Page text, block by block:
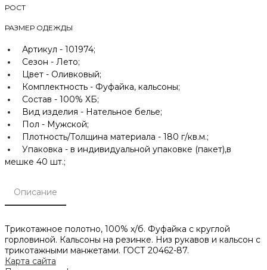
РОСТ
РАЗМЕР ОДЕЖДЫ
Артикул - 101974;
Сезон - Лето;
Цвет - Оливковый;
Комплектность - Фуфайка, кальсоны;
Состав - 100% ХБ;
Вид изделия - Нательное белье;
Пол - Мужской;
Плотность/Толщина материала - 180 г/кв.м.;
Упаковка - в индивидуальной упаковке (пакет),в
мешке 40 шт.;
Описание
Трикотажное полотно, 100% х/б. Фуфайка с круглой
горловиной. Кальсоны на резинке. Низ рукавов и кальсон с
трикотажными манжетами. ГОСТ 20462-87.
Карта сайта